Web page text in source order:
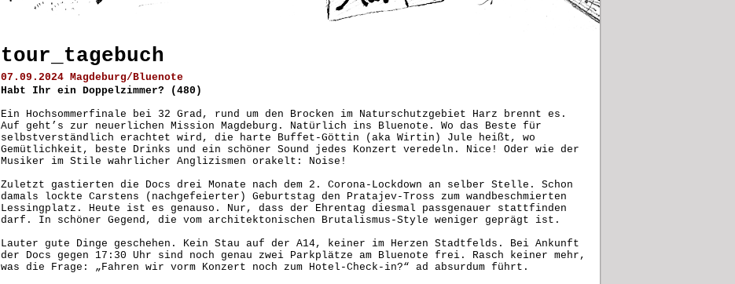
tour_tagebuch
07.09.2024 Magdeburg/Bluenote
Habt Ihr ein Doppelzimmer? (480)
Ein Hochsommerfinale bei 32 Grad, rund um den Brocken im Naturschutzgebiet Harz brennt es.
Auf geht’s zur neuerlichen Mission Magdeburg. Natürlich ins Bluenote. Wo das Beste für
selbstverständlich erachtet wird, die harte Buffet-Göttin (aka Wirtin) Jule heißt, wo
Gemütlichkeit, beste Drinks und ein schöner Sound jedes Konzert veredeln. Nice! Oder wie der
Musiker im Stile wahrlicher Anglizismen orakelt: Noise!
Zuletzt gastierten die Docs drei Monate nach dem 2. Corona-Lockdown an selber Stelle. Schon
damals lockte Carstens (nachgefeierter) Geburtstag den Pratajev-Tross zum wandbeschmierten
Lessingplatz. Heute ist es genauso. Nur, dass der Ehrentag diesmal passgenauer stattfinden
darf. In schöner Gegend, die vom architektonischen Brutalismus-Style weniger geprägt ist.
Lauter gute Dinge geschehen. Kein Stau auf der A14, keiner im Herzen Stadtfelds. Bei Ankunft
der Docs gegen 17:30 Uhr sind noch genau zwei Parkplätze am Bluenote frei. Rasch keiner mehr,
was die Frage: „Fahren wir vorm Konzert noch zum Hotel-Check-in?“ ad absurdum führt.